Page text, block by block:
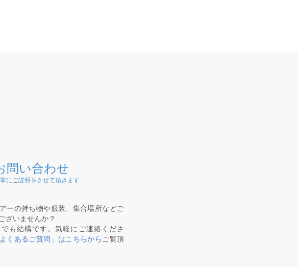
問い合わせ
にご説明をさせて頂きます
ーの持ち物や服装、集合場所などご
ざいませんか？
も結構です。気軽にご連絡くださ
よくあるご質問」はこちらから ご覧頂